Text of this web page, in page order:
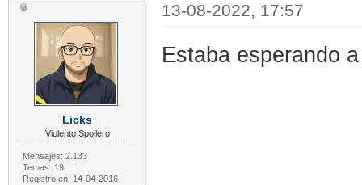
Licks
Violento Spoilero
Mensajes: 2.133
Temas: 19
Registro en: 14-04-2016
13-08-2022, 17:57
Estaba esperando